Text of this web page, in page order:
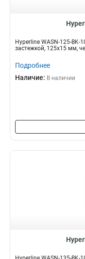
Hyperline WASN-125-BK-
застежкой, 125x15 мм,
Подробнее
Наличие: В наличии